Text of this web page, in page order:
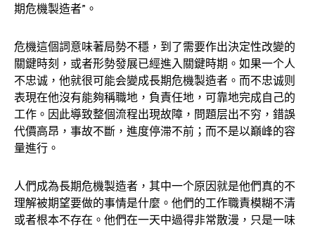
期危機製造者”。
危機這個詞意味著局勢不穩，到了需要作出決定性改變的
關鍵時刻，或者形勢發展已經進入關鍵時期。如果一个人
不忠诚，他就很可能会變成長期危機製造者。而不忠诚则
表現在他沒有能夠稱職地，負責任地，可靠地完成自己的
工作。因此導致整個流程出現故障，問題层出不穷，錯誤
代價高昂，事故不斷，進度停滞不前；而不是以巔峰的容
量進行。
人們成為長期危機製造者，其中一个原因就是他們真的不
理解被期望要做的事情是什麼。他們的工作職責模糊不清
或者根本不存在。他們在一天中過得非常散漫，只是一味